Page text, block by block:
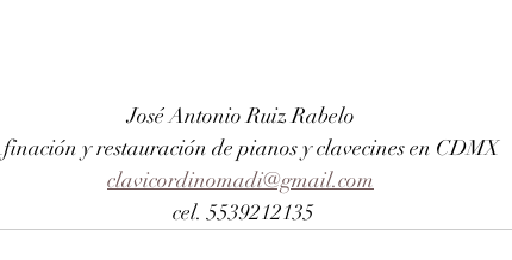
José Antonio Ruiz Rabelo
y restauración de pianos y clavecines en CDMX
clavicordinomadi@gmail.com
cel. 5539212135